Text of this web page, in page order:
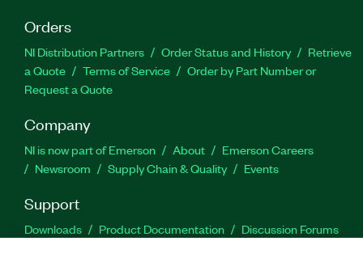
Orders
NI Distribution Partners Order Status and History
Retrieve
a Quote
Terms of Service
Order by Part Number or
Request a Quote
Company
NI is now part of Emerson About
Emerson Careers
Newsroom
Supply Chain & Quality Events
Support
Downloads Product Documentation
Discussion Forums